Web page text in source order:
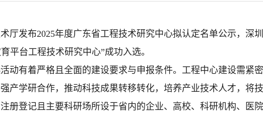
厅发布2025年度广东省工程技术研究中心拟认定名单公示，深
平台工程技术研究中心”成功入选。
有着严格且全面的建设要求与申报条件。工程中心建设需紧
产学研合作，推动科技成果转移转化，培养产业技术人才，将
册登记且主要科研场所设于省内的企业、高校、科研机构、医